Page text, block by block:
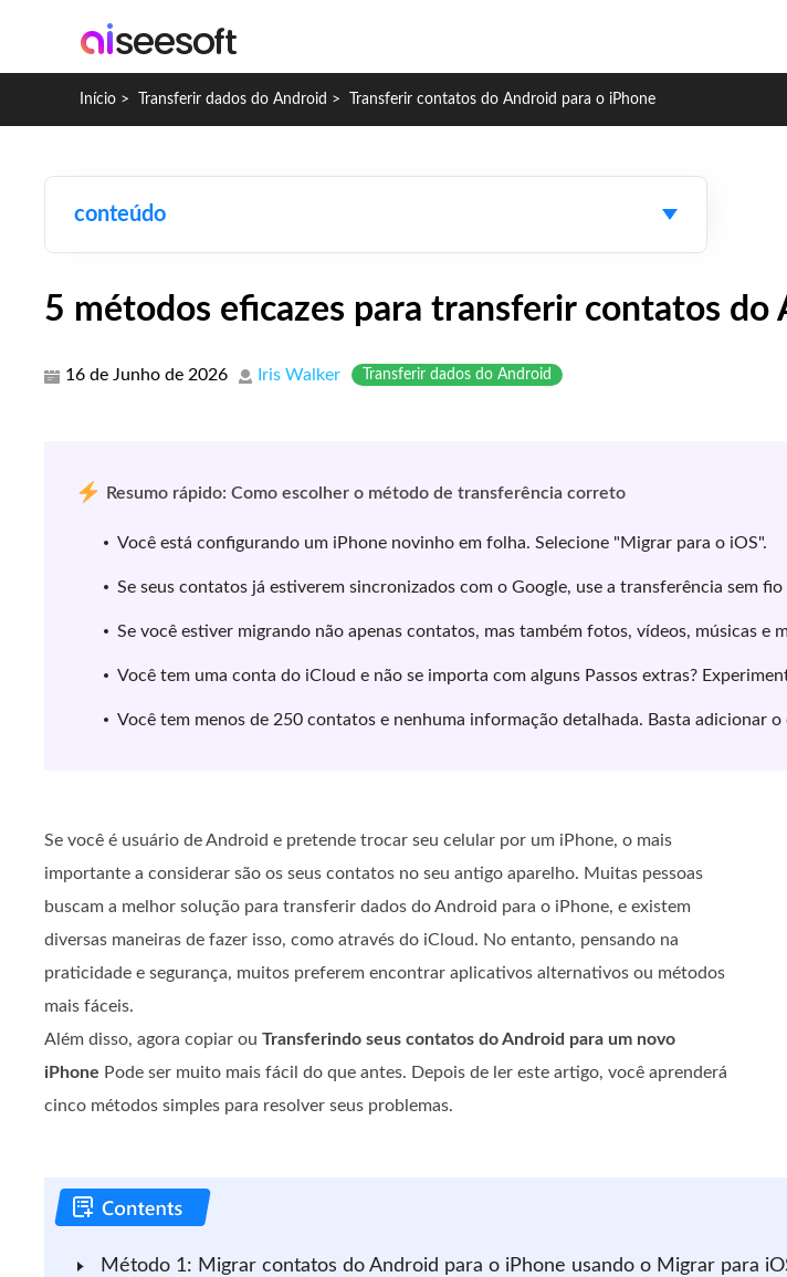
Início > Transferir dados do Android > Transferir contatos do Android para o iPhone
conteúdo
5 métodos eficazes para transferir contatos do
16 de Junho de 2026 Iris Walker Transferir dados do Android
Resumo rápido: Como escolher o método de transferência correto
Você está configurando um iPhone novinho em folha. Selecione "Migrar para o iOS".
Se seus contatos já estiverem sincronizados com o Google, use a transferência sem fio
Se você estiver migrando não apenas contatos, mas também fotos, vídeos, músicas e
Você tem uma conta do iCloud e não se importa com alguns Passos extras?
Você tem menos de 250 contatos e nenhuma informação detalhada. Basta adicionar
Se você é usuário de Android e pretende trocar seu celular por um iPhone, o mais
importante a considerar são os seus contatos no seu antigo aparelho. Muitas pessoas
buscam a melhor solução para transferir dados do Android para o iPhone, e existem
diversas maneiras de fazer isso, como através do iCloud. No entanto, pensando na
praticidade e segurança, muitos preferem encontrar aplicativos alternativos ou métodos
mais fáceis.
Além disso, agora copiar ou Transferindo seus contatos do Android para um novo
iPhone Pode ser muito mais fácil do que antes. Depois de ler este artigo, você aprenderá
cinco métodos simples para resolver seus problemas.
Método 1: Migrar contatos do Android para o iPhone usando o Migrar para